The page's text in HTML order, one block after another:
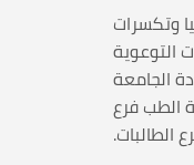
وتكسرات
التوعوية
قيادة الجامعة
الطب فرع
الطالبات.